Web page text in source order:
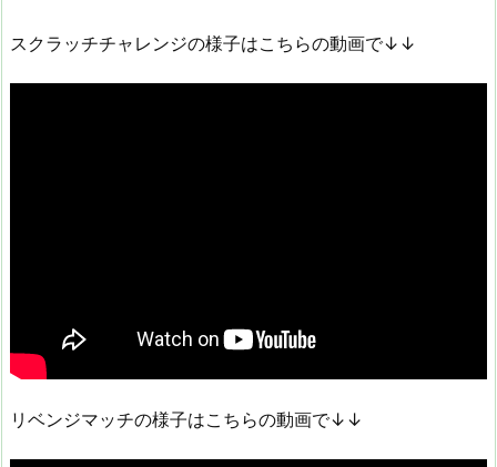
スクラッチチャレンジの様子はこちらの動画で↓↓
リベンジマッチの様子はこちらの動画で↓↓